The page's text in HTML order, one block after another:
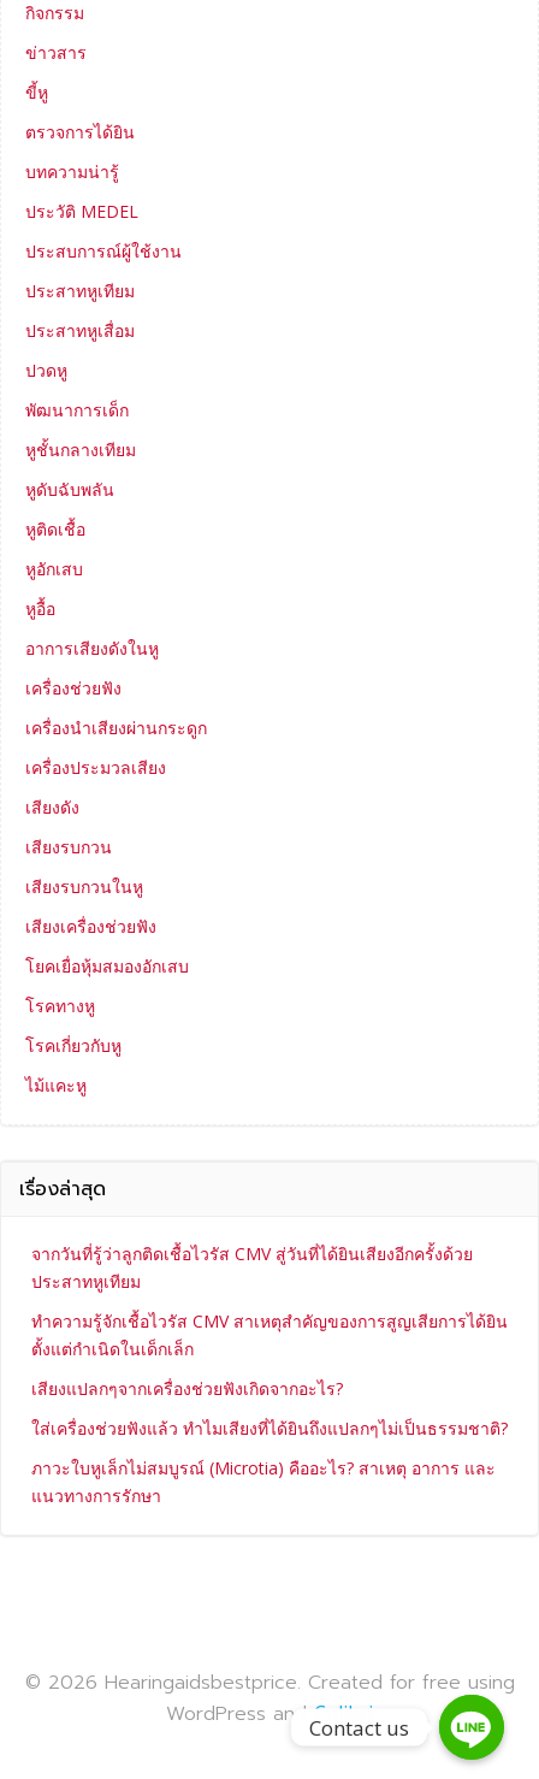
กิจกรรม
ข่าวสาร
ขี้หู
ตรวจการได้ยิน
บทความน่ารู้
ประวัติ MEDEL
ประสบการณ์ผู้ใช้งาน
ประสาทหูเทียม
ประสาทหูเสื่อม
ปวดหู
พัฒนาการเด็ก
หูชั้นกลางเทียม
หูดับฉับพลัน
หูติดเชื้อ
หูอักเสบ
หูอื้อ
อาการเสียงดังในหู
เครื่องช่วยฟัง
เครื่องนำเสียงผ่านกระดูก
เครื่องประมวลเสียง
เสียงดัง
เสียงรบกวน
เสียงรบกวนในหู
เสียงเครื่องช่วยฟัง
โยคเยื่อหุ้มสมองอักเสบ
โรคทางหู
โรคเกี่ยวกับหู
ไม้แคะหู
เรื่องล่าสุด
จากวันที่รู้ว่าลูกติดเชื้อไวรัส CMV สู่วันที่ได้ยินเสียงอีกครั้งด้วย
ประสาทหูเทียม
ทำความรู้จักเชื้อไวรัส CMV สาเหตุสำคัญของการสูญเสียการได้ยิน
ตั้งแต่กำเนิดในเด็กเล็ก
เสียงแปลกๆจากเครื่องช่วยฟังเกิดจากอะไร?
ใส่เครื่องช่วยฟังแล้ว ทำไมเสียงที่ได้ยินถึงแปลกๆไม่เป็นธรรมชาติ?
ภาวะใบหูเล็กไม่สมบูรณ์ (Microtia) คืออะไร? สาเหตุ อาการ และ
แนวทางการรักษา
© 2026 Hearingaidsbestprice. Created for free using
WordPress andColibri
Contact us